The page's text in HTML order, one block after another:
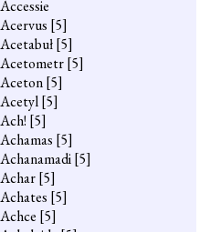
Accessie
Acervus [5]
Acetabuł[5]
Acetometr[5]
Aceton[5]
Acetyl[5]
Ach! [5]
Achamas [5]
Achanamadi[5]
Achar[5]
Achates [5]
Achce [5]